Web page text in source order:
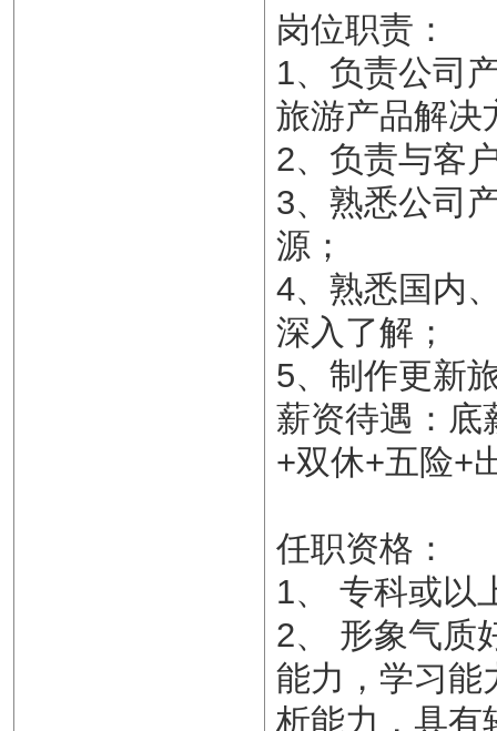
岗位职责：
1、负责公司
旅游产品解决
2、负责与客
3、熟悉公司
源；
4、熟悉国内
深入了解；
5、制作更新
薪资待遇：底
+双休+五险+
任职资格：
1、 专科或以
2、 形象气质
能力，学习能
析能力，具有